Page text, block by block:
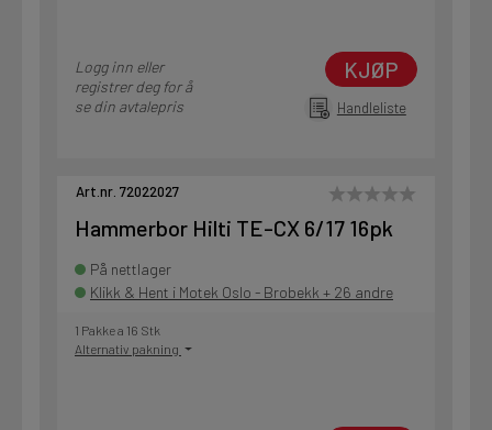
Logg inn eller
registrer deg for å
se din avtalepris
KJØP
Handleliste
Art.nr. 72022027
Hammerbor Hilti TE-CX 6/17 16pk
På nettlager
Klikk & Hent i Motek Oslo - Brobekk + 26 andre
1 Pakke a 16 Stk
Alternativ pakning